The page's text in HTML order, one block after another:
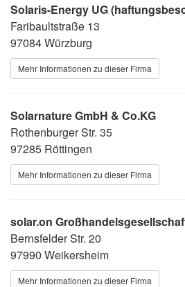
Solaris-Energy UG
Faribaultstraße 13
97084 Würzburg
Mehr Informationen zu dieser Firma
Solarnature GmbH & Co.KG
Rothenburger Str. 35
97285 Röttingen
Mehr Informationen zu dieser Firma
solar.on
Bernsfelder Str. 20
97990 Weikersheim
Mehr Informationen zu dieser Firma